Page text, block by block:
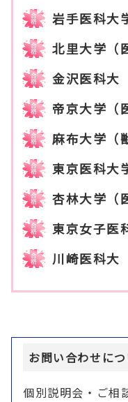
岩手医科大
北里大学（
金沢医科大
帝京大学（
麻布大学（
東京医科大
杏林大学（
東京女子医
川崎医科大
お問い合わせに
個別説明会・ご相